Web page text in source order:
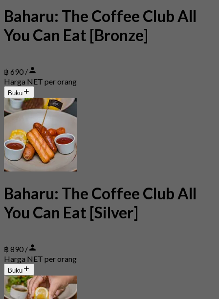
Baharu: The Coffee Club All
You Can Eat [Bronze]
฿ 690 /
Harga NET per orang
Buku
Baharu: The Coffee Club All
You Can Eat [Silver]
฿ 890 /
Harga NET per orang
Buku